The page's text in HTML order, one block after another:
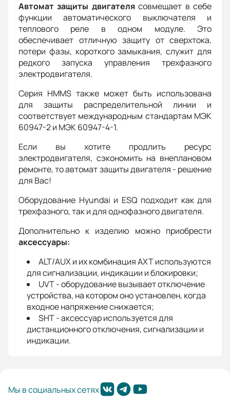
Автомат защиты двигателясовмещает в себе
функции автоматического выключателя и
теплового реле в одном модуле. Это
обеспечивает отличную защиту от сверхтока,
потери фазы, короткого замыкания, служит для
редкого запуска управления трехфазного
электродвигателя.
Серия HMMS также может быть использована
для защиты распределительной линии и
соответствует международным стандартам МЭК
60947-2 и МЭК 60947-4-1.
Если вы хотите продлить ресурс
электродвигателя, сэкономить на внеплановом
ремонте, то автомат защиты двигателя - решение
для Вас!
Оборудование Hyundai и ESQ подходит как для
трехфазного, так и для однофазного двигателя.
Дополнительно к изделию можно приобрести
аксессуары:
ALT/AUX и их комбинация AXT используются
для сигнализации, индикации и блокировки;
UVT - оборудование вызывает отключение
устройства, на котором оно установлен, когда
входное напряжение снижается;
SHT - аксессуар используется для
дистанционного отключения, сигнализации и
индикации.
Мы в социальных сетях